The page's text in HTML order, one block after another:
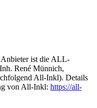
ist die ALL-
René Münnich,
All-Inkl). Details
von All-Inkl: https://all-